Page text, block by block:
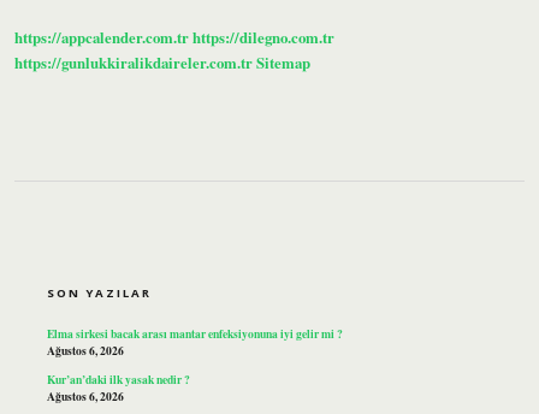
https://appcalender.com.trhttps://dilegno.com.tr
https://gunlukkiralikdaireler.com.trSitemap
SON YAZILAR
Elma sirkesi bacak arası mantar enfeksiyonuna iyi gelir mi ?
Ağustos 6, 2026
Kur’an’daki ilk yasak nedir ?
Ağustos 6, 2026